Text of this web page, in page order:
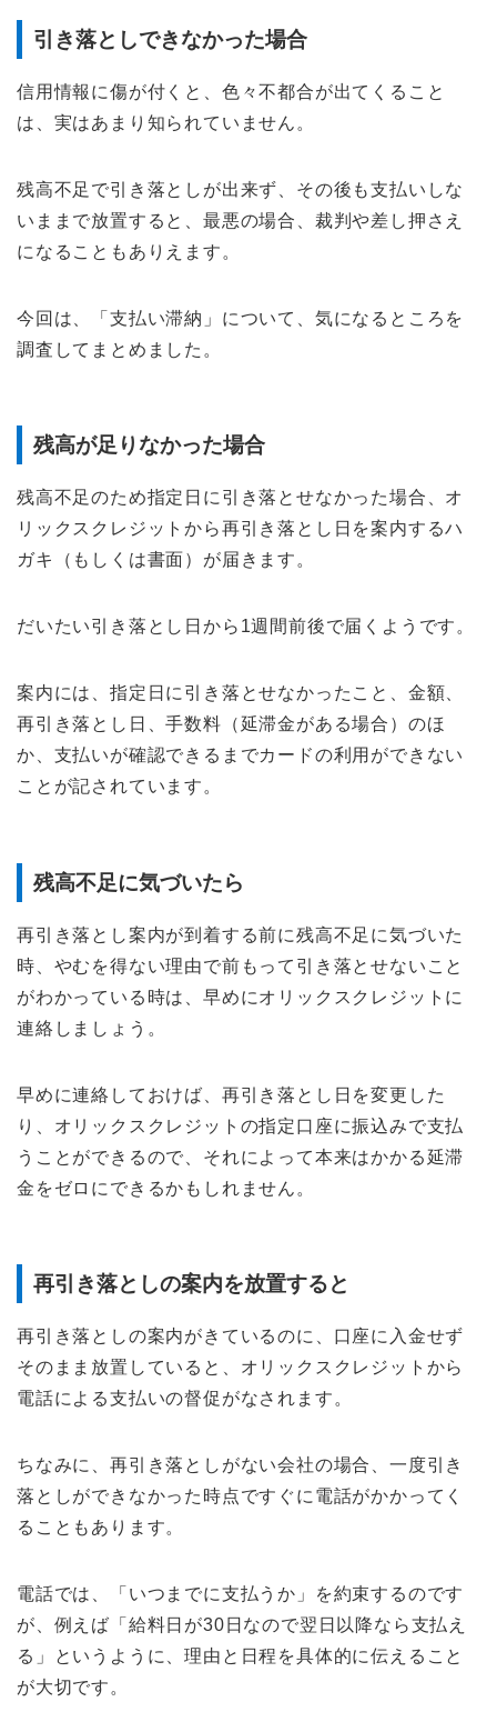
引き落としできなかった場合
信用情報に傷が付くと、色々不都合が出てくること
は、実はあまり知られていません。
残高不足で引き落としが出来ず、その後も支払いしな
いままで放置すると、最悪の場合、裁判や差し押さえ
になることもありえます。
今回は、「支払い滞納」について、気になるところを
調査してまとめました。
残高が足りなかった場合
残高不足のため指定日に引き落とせなかった場合、オ
リックスクレジットから再引き落とし日を案内するハ
ガキ（もしくは書面）が届きます。
だいたい引き落とし日から1週間前後で届くようです。
案内には、指定日に引き落とせなかったこと、金額、
再引き落とし日、手数料（延滞金がある場合）のほ
か、支払いが確認できるまでカードの利用ができない
ことが記されています。
残高不足に気づいたら
再引き落とし案内が到着する前に残高不足に気づいた
時、やむを得ない理由で前もって引き落とせないこと
がわかっている時は、早めにオリックスクレジットに
連絡しましょう。
早めに連絡しておけば、再引き落とし日を変更した
り、オリックスクレジットの指定口座に振込みで支払
うことができるので、それによって本来はかかる延滞
金をゼロにできるかもしれません。
再引き落としの案内を放置すると
再引き落としの案内がきているのに、口座に入金せず
そのまま放置していると、オリックスクレジットから
電話による支払いの督促がなされます。
ちなみに、再引き落としがない会社の場合、一度引き
落としができなかった時点ですぐに電話がかかってく
ることもあります。
電話では、「いつまでに支払うか」を約束するのです
が、例えば「給料日が30日なので翌日以降なら支払え
る」というように、理由と日程を具体的に伝えること
が大切です。